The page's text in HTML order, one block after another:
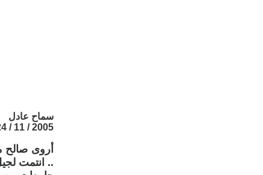
سماح عادل
2005 / 11 / 24
أروى صالح
.. انتمت